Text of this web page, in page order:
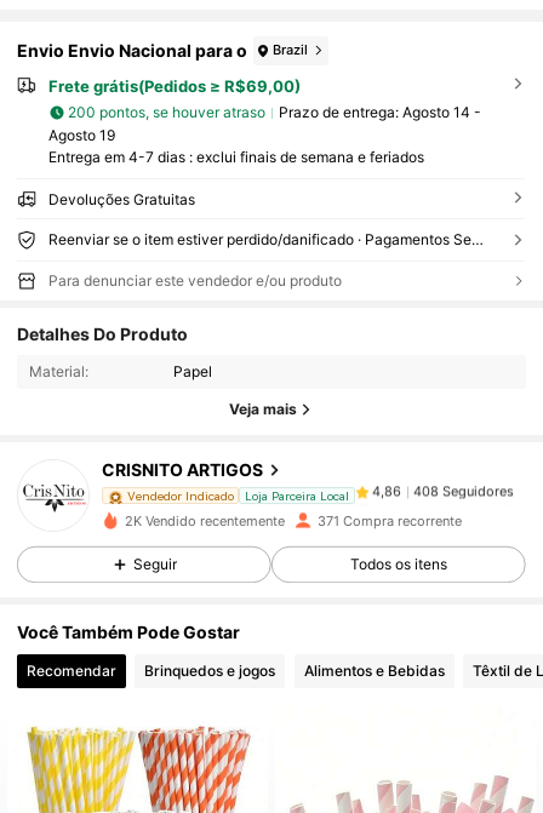
Envio Envio Nacional para o Brazil
Frete grátis(Pedidos ≥ R$69,00)
200 pontos, se houver atraso Prazo de entrega: Agosto 14 -
Agosto 19
Entrega em 4-7 dias : exclui finais de semana e feriados
Devoluções Gratuitas
Reenviar se o item estiver perdido/danificado · Pagamentos Seguros · Proteção de privacidade
Para denunciar este vendedor e/ou produto
Detalhes Do Produto
Material: Papel
Veja mais
CRISNITO ARTIGOS
Vendedor Indicado Loja Parceira Local
v***r pago1 dia atrás
4,86 408 Seguidores
4,86 408 Seguidores
2K Vendido recentemente 371 Compra recorrente
Seguir Todos os itens
Você Também Pode Gostar
Recomendar Brinquedos e jogos Alimentos e Bebidas Têxtil de